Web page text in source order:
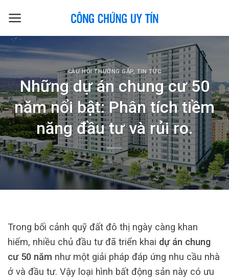
CÂU HỎI THƯỜNG GẶP,TIN TỨC
Những dự án chung cư 50
năm nổi bật: Phân tích tiềm
năng đầu tư và rủi ro.
Trong bối cảnh quỹ đất đô thị ngày càng khan
hiếm, nhiều chủ đầu tư đã triển khai dự án chung
cư 50 năm như một giải pháp đáp ứng nhu cầu nhà
ở và đầu tư. Vậy loại hình bất động sản này có ưu